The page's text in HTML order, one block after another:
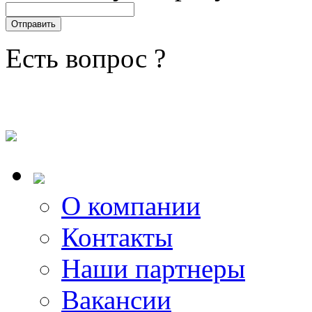
Есть вопрос ?
О компании
Контакты
Наши партнеры
Вакансии